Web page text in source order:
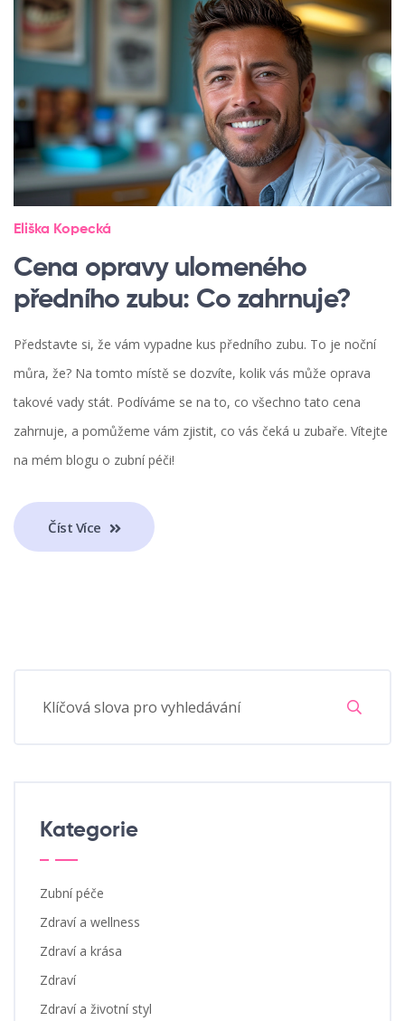
Eliška Kopecká
Cena opravy ulomeného
předního zubu: Co zahrnuje?
Představte si, že vám vypadne kus předního zubu. To je noční
můra, že? Na tomto místě se dozvíte, kolik vás může oprava
takové vady stát. Podíváme se na to, co všechno tato cena
zahrnuje, a pomůžeme vám zjistit, co vás čeká u zubaře. Vítejte
na mém blogu o zubní péči!
Číst Více
Kategorie
Zubní péče
Zdraví a wellness
Zdraví a krása
Zdraví
Zdraví a životní styl